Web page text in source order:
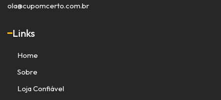
ola@cupomcerto.com.br
Links
Home
Sobre
Loja Confiável